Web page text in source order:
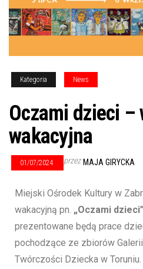
Kategoria News
Oczami dzieci –
wakacyjna
01/07/2024 przez MAJA GIRYCKA
Miejski Ośrodek Kultury w
wakacyjną pn. „Oczami
prezentowane będą prace
pochodzące ze zbiorów
Twórczości Dziecka w